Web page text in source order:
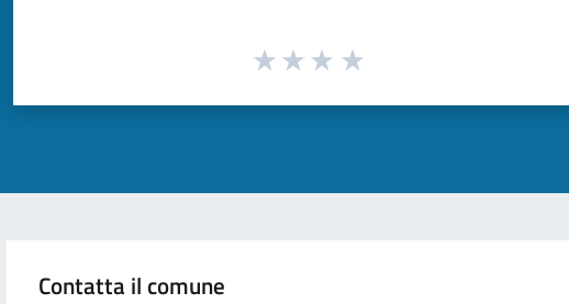
Contatta il comune